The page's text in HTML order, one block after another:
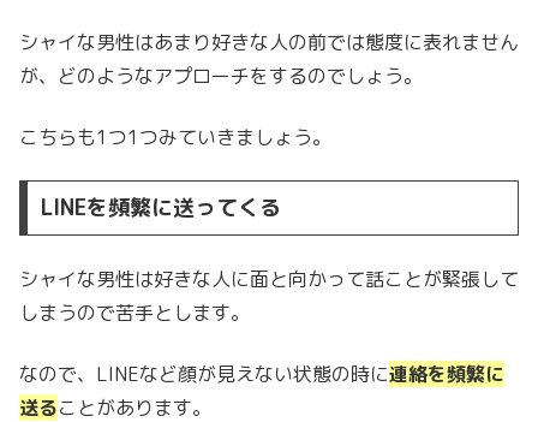
シャイな男性はあまり好きな人の前では態度に表れません
が、どのようなアプローチをするのでしょう。
こちらも1つ1つみていきましょう。
LINEを頻繁に送ってくる
シャイな男性は好きな人に面と向かって話ことが緊張して
しまうので苦手とします。
なので、LINEなど顔が見えない状態の時に連絡を頻繁に
送ることがあります。